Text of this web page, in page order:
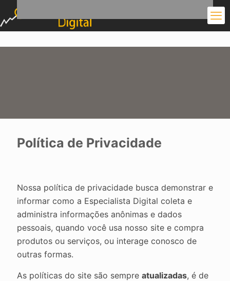
Política de Privacidade
Nossa política de privacidade busca demonstrar e
informar como a Especialista Digital coleta e
administra informações anônimas e dados
pessoais, quando você usa nosso site e compra
produtos ou serviços, ou interage conosco de
outras formas.
As políticas do site são sempre atualizadas, é de